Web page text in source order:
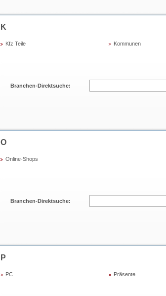
K
Kfz Teile Kommunen
Branchen-Direktsuche:
O
Online-Shops
Branchen-Direktsuche:
P
PC Präsente